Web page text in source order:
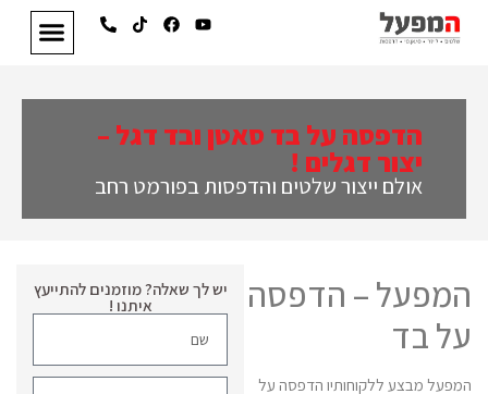
הדפסה על בד סאטן ובד דגל –
יצור דגלים !
אולם ייצור שלטים והדפסות בפורמט רחב
המפעל – הדפסה
על בד
המפעל מבצע ללקוחותיו הדפסה על
יש לך שאלה? מוזמנים להתייעץ
איתנו !